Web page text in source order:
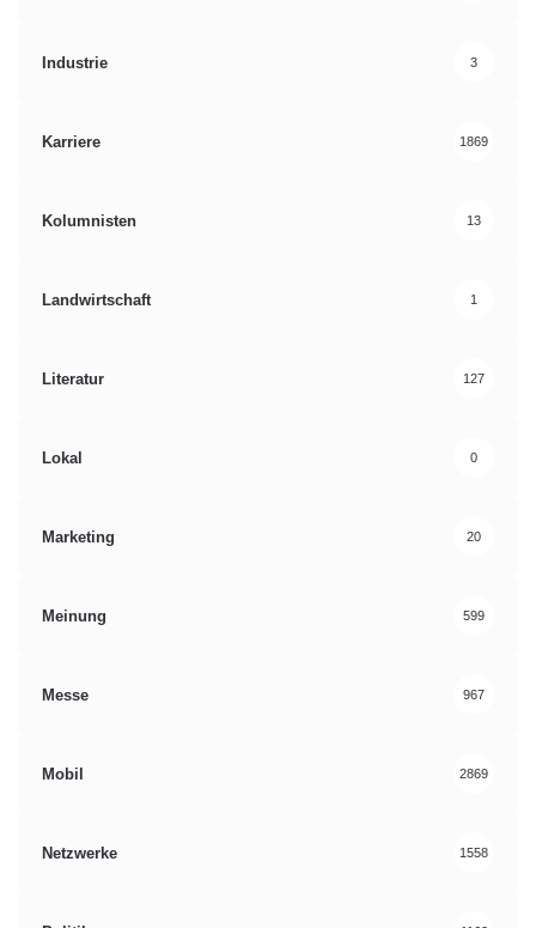
Industrie 3
Karriere 1869
Kolumnisten 13
Landwirtschaft 1
Literatur 127
Lokal 0
Marketing 20
Meinung 599
Messe 967
Mobil 2869
Netzwerke 1558